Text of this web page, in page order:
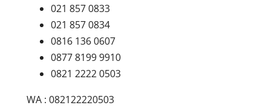
021 857 0833
021 857 0834
0816 136 0607
0877 8199 9910
0821 2222 0503
WA : 082122220503